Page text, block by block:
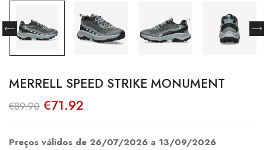
MERRELL SPEED STRIKE MONUMENT
€89.90 O
preço
original
€89.90.
€71.92Opreço
atual
€71.92.
Preços válidos de 26/07/2026 a 13/09/2026